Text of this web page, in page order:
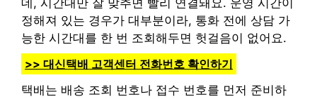
정해져 있는 경우가 대부분이라, 통화 전에 상담 가
능한 시간대를 한 번 조회해두면 헛걸음이 없어요.
>> 대신택배 고객센터 전화번호 확인하기
택배는 배송 조회 번호나 접수 번호를 먼저 준비하